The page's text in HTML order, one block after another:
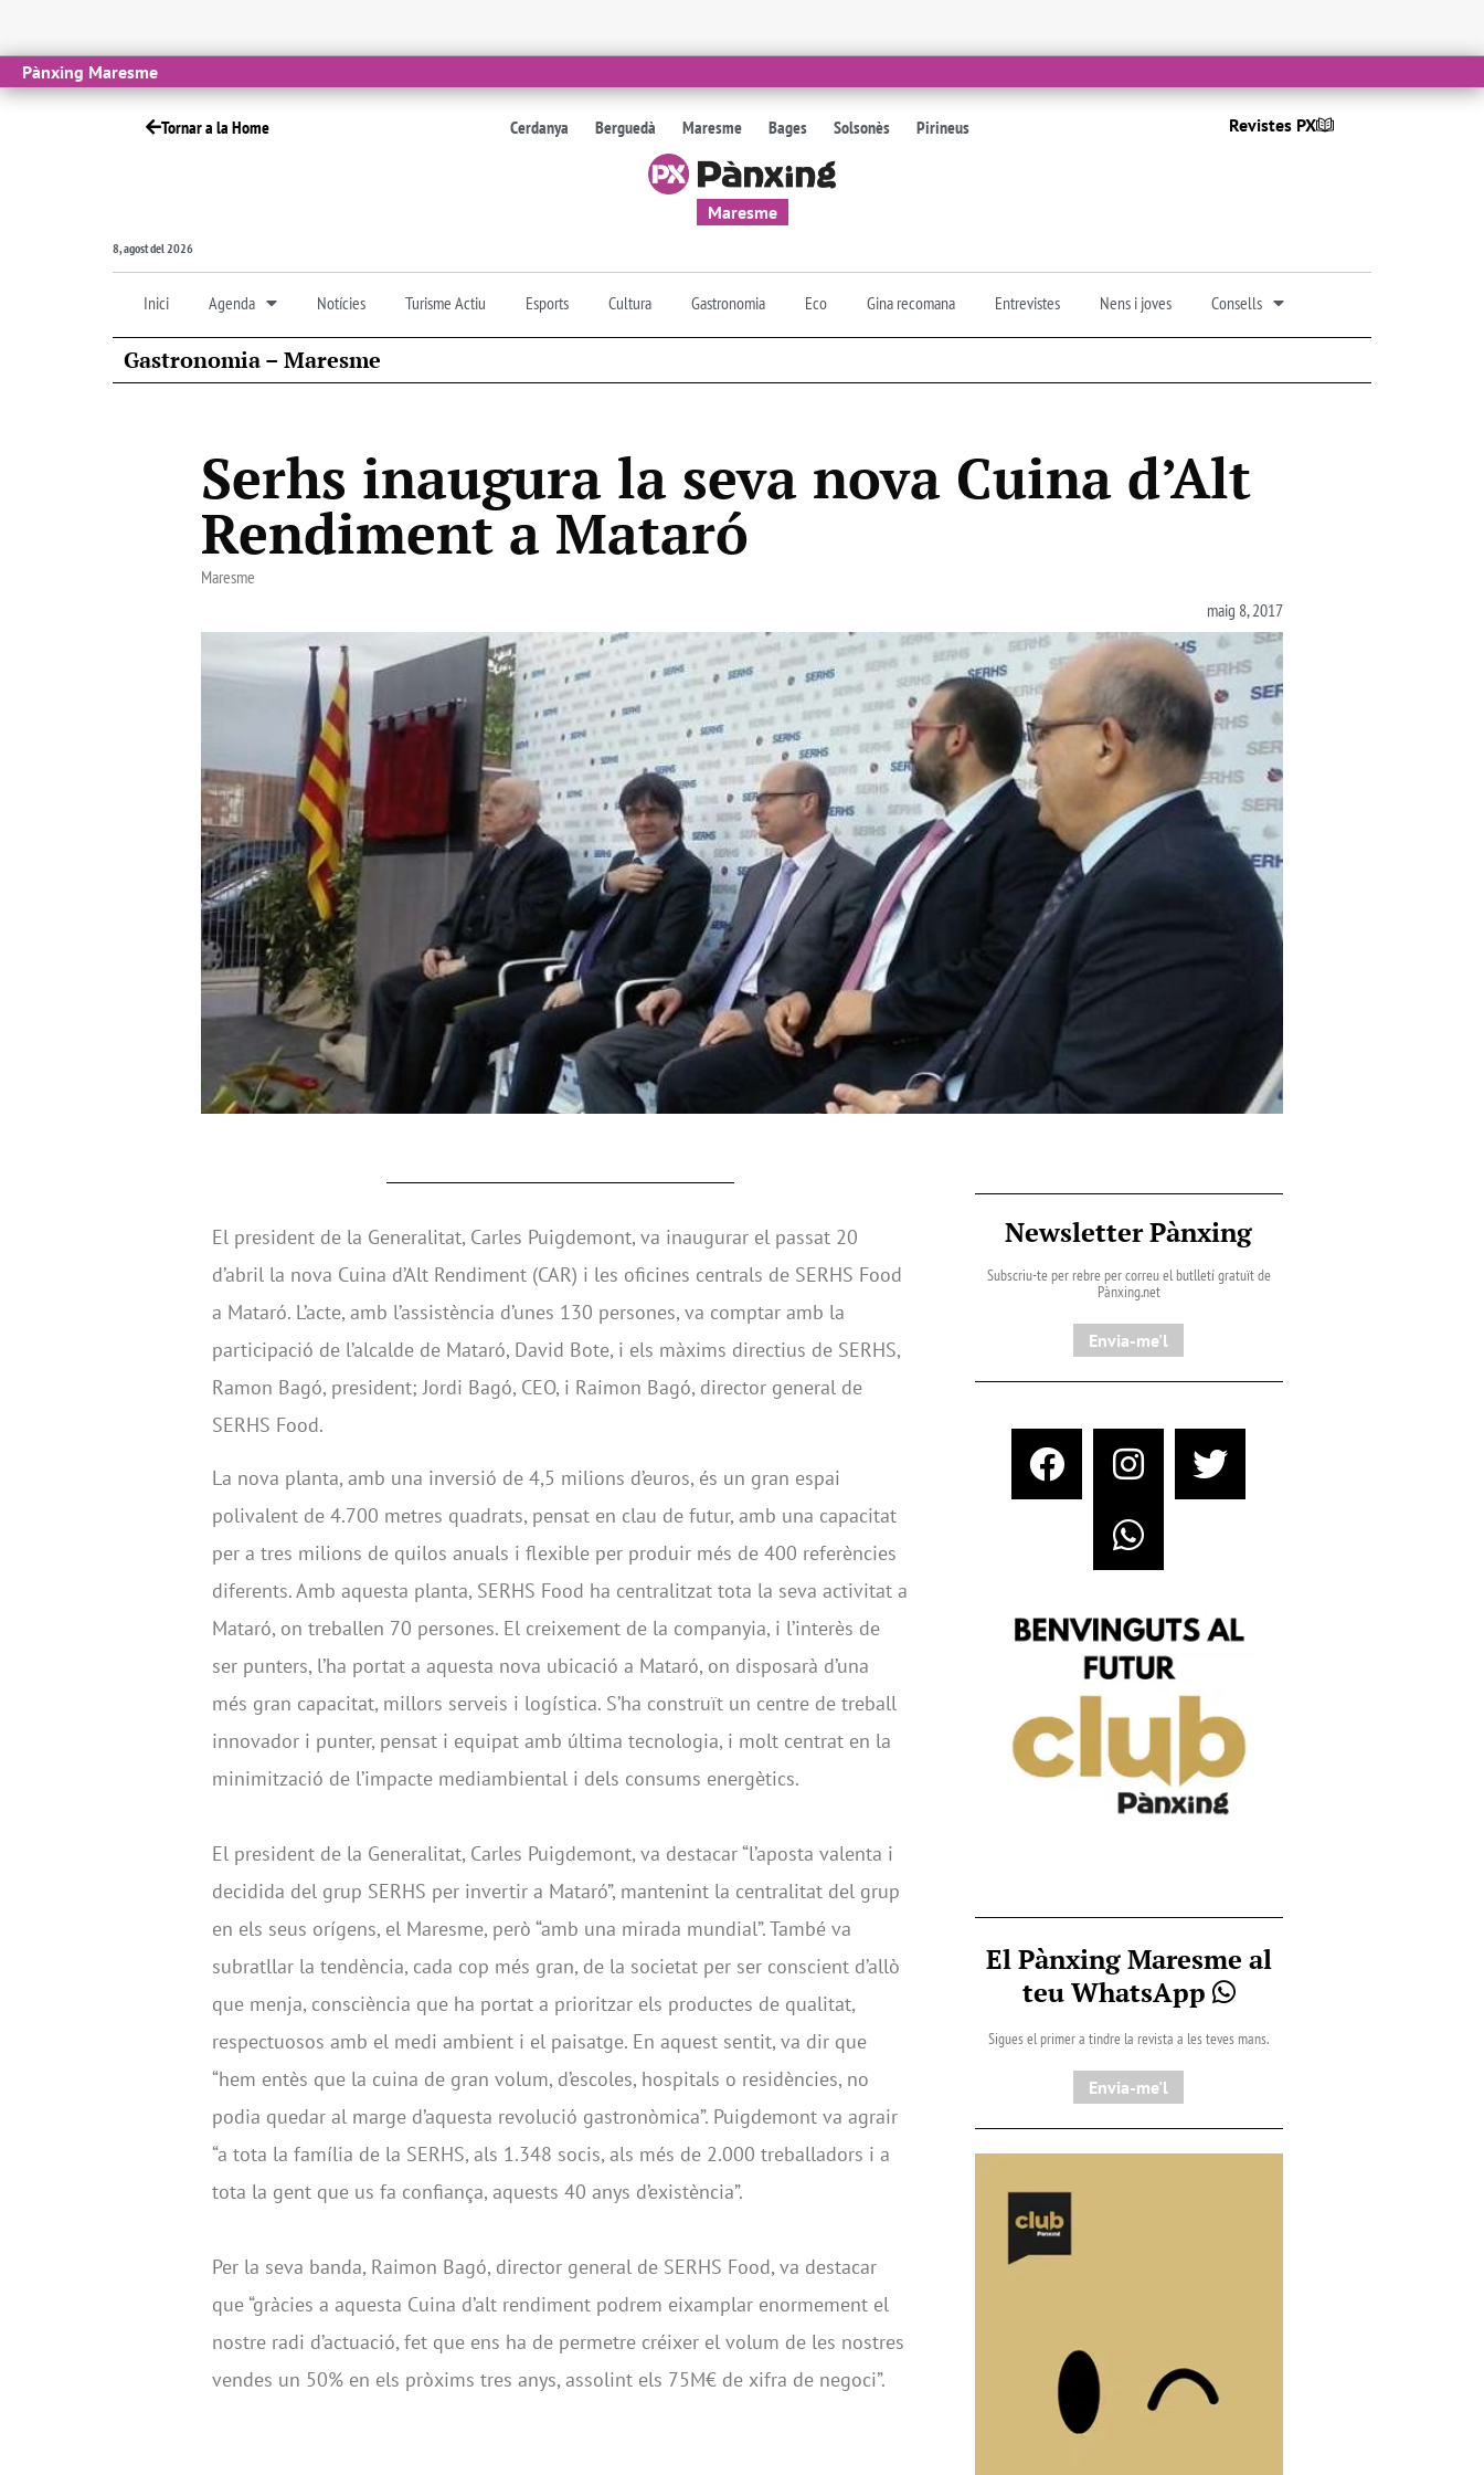
Pànxing Maresme
Tornar a la Home Cerdanya Berguedà Maresme Bages Solsonès Pirineus Revistes PX
Maresme
8, agost del 2026
Inici Agenda Notícies Turisme Actiu Esports Cultura Gastronomia Eco Gina recomana Entrevistes Nens i joves Consells
Gastronomia – Maresme
Serhs inaugura la seva nova Cuina d’Alt
Rendiment a Mataró
Maresme
maig 8, 2017
El president de la Generalitat, Carles Puigdemont, va inaugurar el passat 20
d’abril la nova Cuina d’Alt Rendiment (CAR) i les oficines centrals de SERHS Food
a Mataró. L’acte, amb l’assistència d’unes 130 persones, va comptar amb la
participació de l’alcalde de Mataró, David Bote, i els màxims directius de SERHS,
Ramon Bagó, president; Jordi Bagó, CEO, i Raimon Bagó, director general de
SERHS Food.
La nova planta, amb una inversió de 4,5 milions d’euros, és un gran espai
polivalent de 4.700 metres quadrats, pensat en clau de futur, amb una capacitat
per a tres milions de quilos anuals i flexible per produir més de 400 referències
diferents. Amb aquesta planta, SERHS Food ha centralitzat tota la seva activitat a
Mataró, on treballen 70 persones. El creixement de la companyia, i l’interès de
ser punters, l’ha portat a aquesta nova ubicació a Mataró, on disposarà d’una
més gran capacitat, millors serveis i logística. S’ha construït un centre de treball
innovador i punter, pensat i equipat amb última tecnologia, i molt centrat en la
minimització de l’impacte mediambiental i dels consums energètics.
El president de la Generalitat, Carles Puigdemont, va destacar “l’aposta valenta i
decidida del grup SERHS per invertir a Mataró”, mantenint la centralitat del grup
en els seus orígens, el Maresme, però “amb una mirada mundial”. També va
subratllar la tendència, cada cop més gran, de la societat per ser conscient d’allò
que menja, consciència que ha portat a prioritzar els productes de qualitat,
respectuosos amb el medi ambient i el paisatge. En aquest sentit, va dir que
“hem entès que la cuina de gran volum, d’escoles, hospitals o residències, no
podia quedar al marge d’aquesta revolució gastronòmica”. Puigdemont va agrair
“a tota la família de la SERHS, als 1.348 socis, als més de 2.000 treballadors i a
tota la gent que us fa confiança, aquests 40 anys d’existència”.
Per la seva banda, Raimon Bagó, director general de SERHS Food, va destacar
que “gràcies a aquesta Cuina d’alt rendiment podrem eixamplar enormement el
nostre radi d’actuació, fet que ens ha de permetre créixer el volum de les nostres
vendes un 50% en els pròxims tres anys, assolint els 75M€ de xifra de negoci”.
Newsletter Pànxing
Subscriu-te per rebre per correu el butlletí gratuït de
Pànxing.net​
Envia-me'l
El Pànxing Maresme al
teu WhatsApp
Sigues el primer a tindre la revista a les teves mans.
Envia-me'l